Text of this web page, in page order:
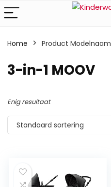
Home Product Modelnaam
‎3-in-1 MOOV
Enig resultaat
Standaard sortering